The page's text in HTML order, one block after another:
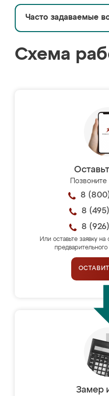
Часто задаваемые
Схема
8
8
8
Или оставьте заявку на
Замер